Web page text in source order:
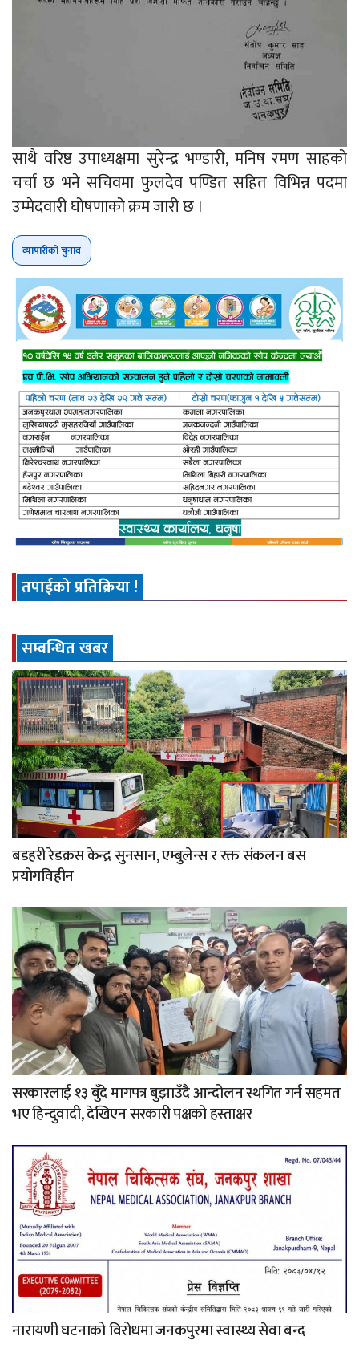
साथै वरिष्ठ उपाध्यक्षमा सुरेन्द्र भण्डारी, मनिष रमण साहको
चर्चा छ भने सचिवमा फुलदेव पण्डित सहित विभिन्न पदमा
उम्मेदवारी घोषणाको क्रम जारी छ ।
व्यापारीको चुनाव
तपाईको प्रतिक्रिया !
सम्बन्धित खबर
बडहरी रेडक्रस केन्द्र सुनसान, एम्बुलेन्स र रक्त संकलन बस
प्रयोगविहीन
सरकारलाई १३ बुँदे मागपत्र बुझाउँदै आन्दोलन स्थगित गर्न सहमत
भए हिन्दुवादी, देखिएन सरकारी पक्षको हस्ताक्षर
नारायणी घटनाको विरोधमा जनकपुरमा स्वास्थ्य सेवा बन्द